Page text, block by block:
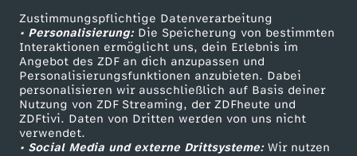
Zustimmungspflichtige Datenverarbeitung
• Personalisierung:Die Speicherung von bestimmten
Interaktionen ermöglicht uns, dein Erlebnis im
Angebot des ZDF an dich anzupassen und
Personalisierungsfunktionen anzubieten. Dabei
personalisieren wir ausschließlich auf Basis deiner
Nutzung von ZDF Streaming, der ZDFheute und
ZDFtivi. Daten von Dritten werden von uns nicht
verwendet.
• Social Media und externe Drittsysteme:Wir nutzen
D
e
u
t
Livestreams
Sendungen A-Z
TV-Programm
Zuschauerservice
Hilfe
ZDF Unternehmen